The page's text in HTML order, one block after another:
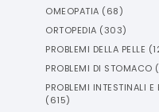
OMEOPATIA (68)
ORTOPEDIA (303)
PROBLEMI DELLA PELLE (
PROBLEMI DI STOMACO (
PROBLEMI INTESTINALI E
(615)